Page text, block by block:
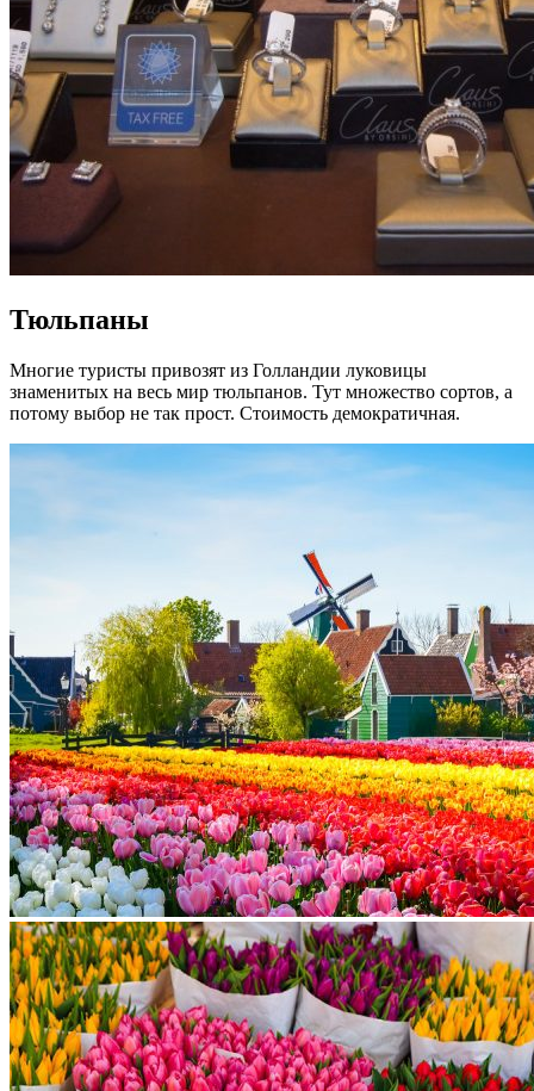
Тюльпаны
Многие туристы привозят из Голландии луковицы
знаменитых на весь мир тюльпанов. Тут множество сортов, а
потому выбор не так прост. Стоимость демократичная.